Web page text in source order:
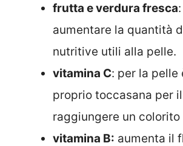
frutta e verdura fresca
aumentare la quantità
nutritive utili alla pelle.
vitamina C: per la pelle
proprio toccasana per
raggiungere un colorito
vitamina B: aumenta il